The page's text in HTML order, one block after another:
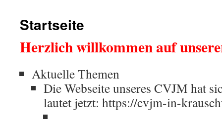
Startseite
Herzlich willkommen auf
Aktuelle Themen
Die Webseite unseres CVJM hat
lautet jetzt: https://cvjm-in-